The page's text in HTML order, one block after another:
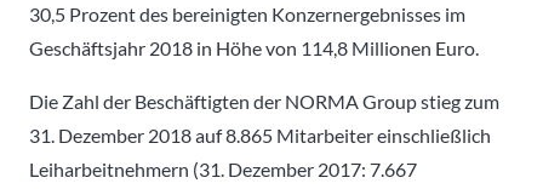
30,5 Prozent des bereinigten Konzernergebnisses im
Geschäftsjahr 2018 in Höhe von 114,8 Millionen Euro.
Die Zahl der Beschäftigten der NORMA Group stieg zum
31. Dezember 2018 auf 8.865 Mitarbeiter einschließlich
Leiharbeitnehmern (31. Dezember 2017: 7.667